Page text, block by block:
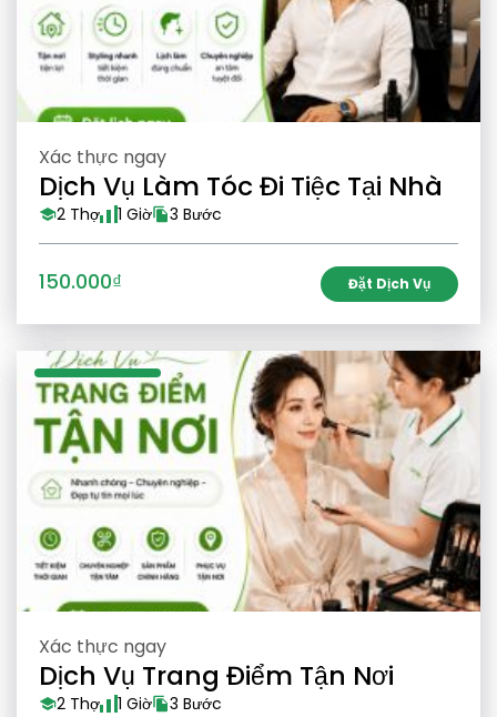
Xác thực ngay
Dịch Vụ Làm Tóc Đi Tiệc Tại Nhà
2 Thợ 1 Giờ 3 Bước
150.000₫ Đặt Dịch Vụ
Xác thực ngay
Dịch Vụ Trang Điểm Tận Nơi
2 Thợ 1 Giờ 3 Bước